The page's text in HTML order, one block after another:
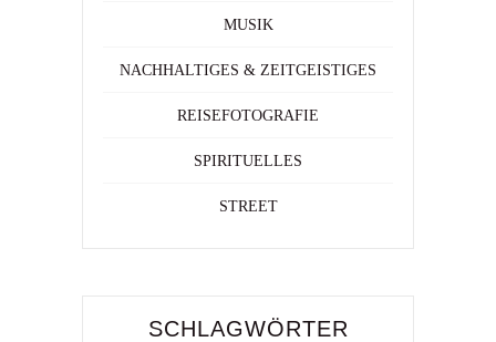
MUSIK
NACHHALTIGES & ZEITGEISTIGES
REISEFOTOGRAFIE
SPIRITUELLES
STREET
SCHLAGWÖRTER